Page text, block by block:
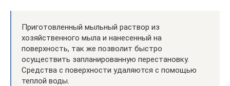
Приготовленный мыльный раствор из
хозяйственного мыла и нанесенный на
поверхность, так же позволит быстро
осуществить запланированную перестановку.
Средства с поверхности удаляются с помощью
теплой воды.